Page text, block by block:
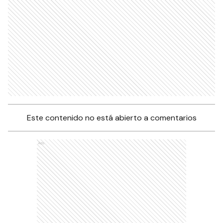
Este contenido no está abierto a comentarios
Ads